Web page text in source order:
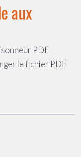
aux
PDF
le fichier PDF